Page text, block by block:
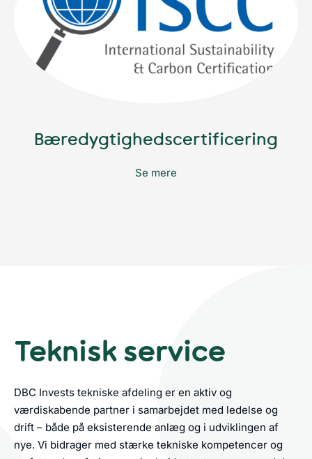
Bæredygtighedscertificering
Se mere
Teknisk service
DBC Invests tekniske afdeling er en aktiv og
værdiskabende partner i samarbejdet med ledelse og
drift – både på eksisterende anlæg og i udviklingen af
nye. Vi bidrager med stærke tekniske kompetencer og